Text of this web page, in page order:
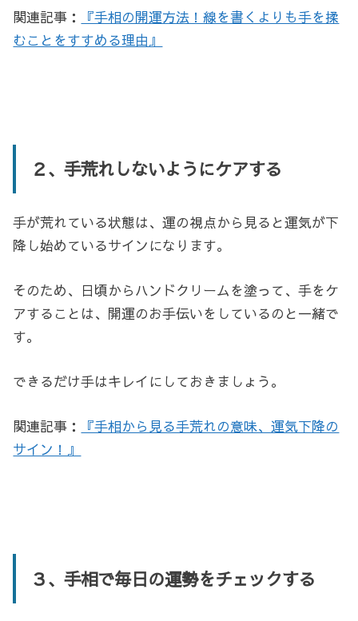
関連記事：
『手相の開運方法！線を書くよりも手を揉
むことをすすめる理由』
２、手荒れしないようにケアする
手が荒れている状態は、運の視点から見ると運気が下
降し始めているサインになります。
そのため、日頃からハンドクリームを塗って、手をケ
アすることは、開運のお手伝いをしているのと一緒で
す。
できるだけ手はキレイにしておきましょう。
関連記事：
『手相から見る手荒れの意味、運気下降の
サイン！』
３、手相で毎日の運勢をチェックする